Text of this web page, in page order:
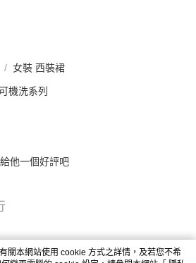
女裝 西裝裙
機洗系列
他一個好評吧
關本網站使用 cookie 方式之詳情，及若您不希